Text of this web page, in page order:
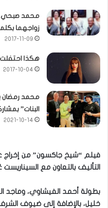
محمد صبحي
زواجهما
2017-11-09
هكذا احتفلت
2017-10-04
محمد رمضان
البنات”
2021-10-14
فيلم “شيخ جاكسون” من
التأليف بالتعاون مع
بطولة أحمد الفيشاوي، وماجد
خليل، بالإضافة إلى ضيوف